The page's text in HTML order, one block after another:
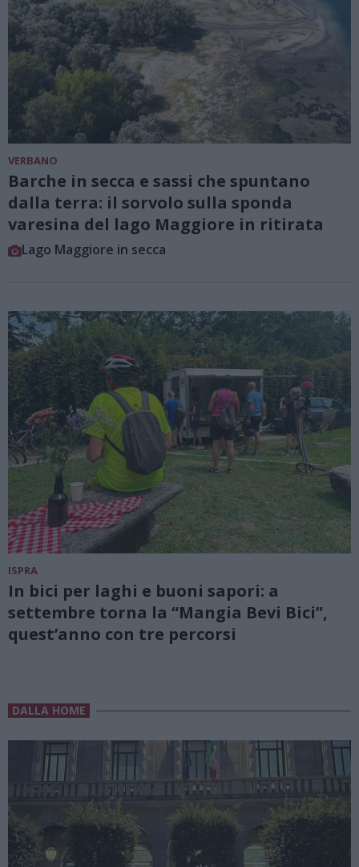
VERBANO
Barche in secca e sassi che spuntano
dalla terra: il sorvolo sulla sponda
varesina del lago Maggiore in ritirata
Lago Maggiore in secca
ISPRA
In bici per laghi e buoni sapori: a
settembre torna la “Mangia Bevi Bici”,
quest’anno con tre percorsi
DALLA HOME